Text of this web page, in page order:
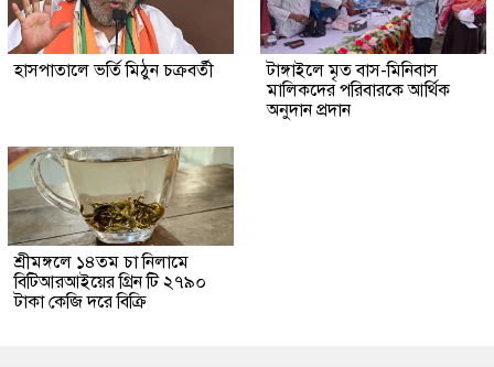
হাসপাতালে ভর্তি মিঠুন চক্রবর্তী
টাঙ্গাইলে মৃত বাস-মিনিবাস
মালিকদের পরিবারকে আর্থিক
অনুদান প্রদান
শ্রীমঙ্গলে ১৪তম চা নিলামে
বিটিআরআইয়ের গ্রিন টি ২৭৯০
টাকা কেজি দরে বিক্রি